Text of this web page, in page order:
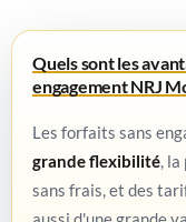
Quels sont les
engagement NRJ
Les forfaits sans
grande flexibilité,
sans frais, et des